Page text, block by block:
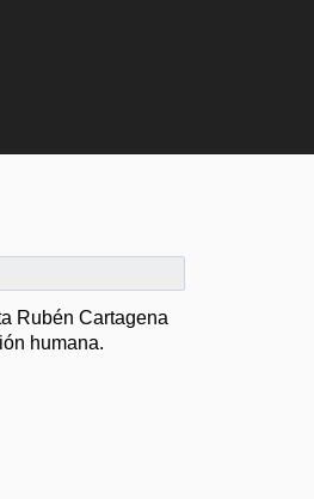
Rubén Cartagena
humana.